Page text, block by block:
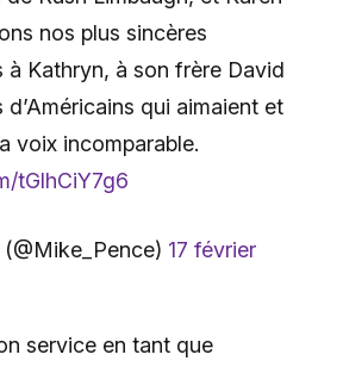
nos plus sincères
à Kathryn, à son frère David
d’Américains qui aimaient et
voix incomparable.
tGlhCiY7g6
17 février
service en tant que